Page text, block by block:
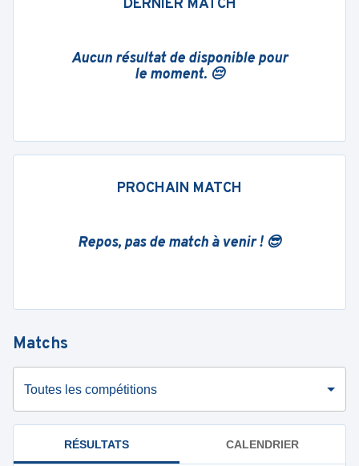
DERNIER MATCH
Aucun résultat de disponible pour
le moment. 😔
PROCHAIN MATCH
Repos, pas de match à venir ! 😎
Matchs
Toutes les compétitions
RÉSULTATS CALENDRIER